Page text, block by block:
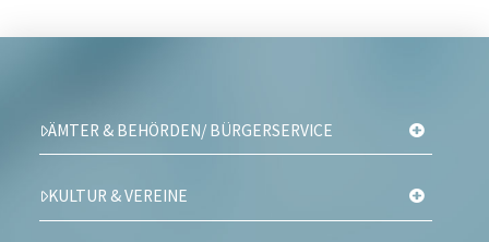
ÄMTER & BEHÖRDEN/ BÜRGERSERVICE
KULTUR & VEREINE